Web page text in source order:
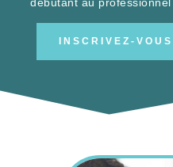
formations sont
débutant au
INSCRIVEZ-